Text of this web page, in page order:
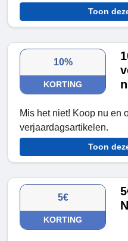
Toon
10%
KORTING
n
Mis het niet! Koop nu en
verjaardagsartikelen.
Toon
5€
KORTING